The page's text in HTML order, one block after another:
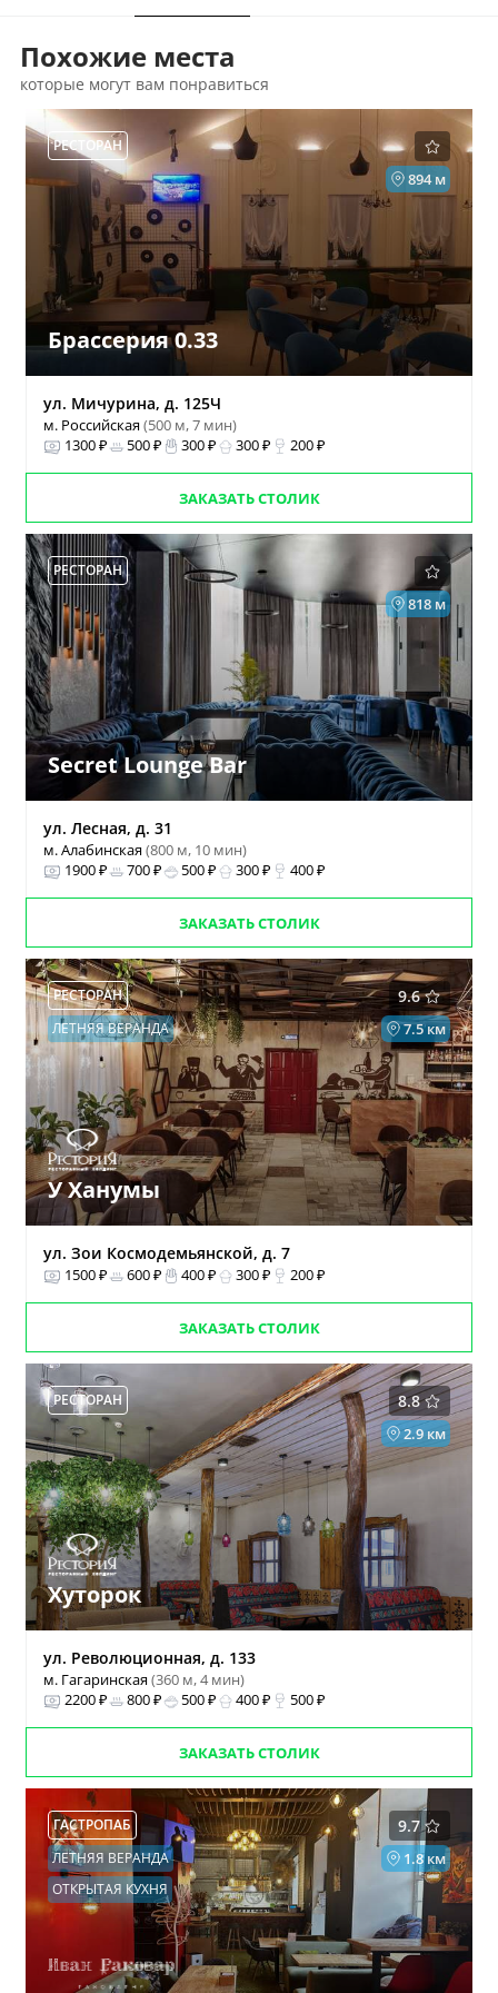
Похожие места
которые могут вам понравиться
РЕСТОРАН
894 м
Брассерия 0.33
ул. Мичурина, д. 125Ч
м. Российская(500 м, 7 мин)
1300 ₽
500 ₽ 300 ₽ 300 ₽ 200 ₽
ЗАКАЗАТЬ СТОЛИК
РЕСТОРАН
818 м
Secret Lounge Bar
ул. Лесная, д. 31
м. Алабинская(800 м, 10 мин)
1900 ₽
700 ₽ 500 ₽ 300 ₽ 400 ₽
ЗАКАЗАТЬ СТОЛИК
9.6
РЕСТОРАН
7.5 км
ЛЕТНЯЯ ВЕРАНДА
У Ханумы
ул. Зои Космодемьянской, д. 7
1500 ₽ 600 ₽ 400 ₽ 300 ₽ 200 ₽
ЗАКАЗАТЬ СТОЛИК
8.8
РЕСТОРАН
2.9 км
Хуторок
ул. Революционная, д. 133
м. Гагаринская(360 м, 4 мин)
2200 ₽
800 ₽ 500 ₽ 400 ₽ 500 ₽
ЗАКАЗАТЬ СТОЛИК
9.7
ГАСТРОПАБ
1.8 км
ЛЕТНЯЯ ВЕРАНДА
ОТКРЫТАЯ КУХНЯ